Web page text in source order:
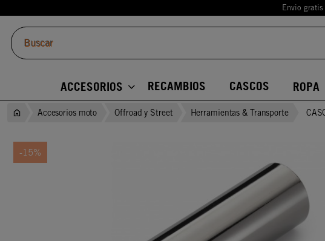
Envio
ACCESORIOS RECAMBIOS CASCOS ROPA
Accesorios moto Offroad y Street Herramientas & Transporte
-15%